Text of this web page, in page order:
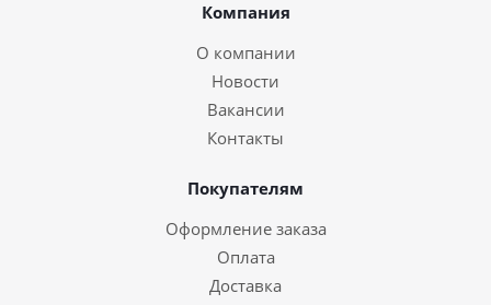
Компания
О компании
Новости
Вакансии
Контакты
Покупателям
Оформление заказа
Оплата
Доставка